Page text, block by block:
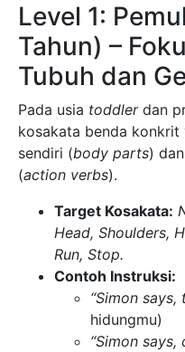
Level 1:
Tahun) –
Tubuh dan
Pada usia toddlerdan
kosakata benda
sendiri (body parts)
(action verbs).
Target Kosakata:
Head, Shoulders,
Run, Stop.
Contoh Instruksi:
“Simon says,
hidungmu)
“Simon says,